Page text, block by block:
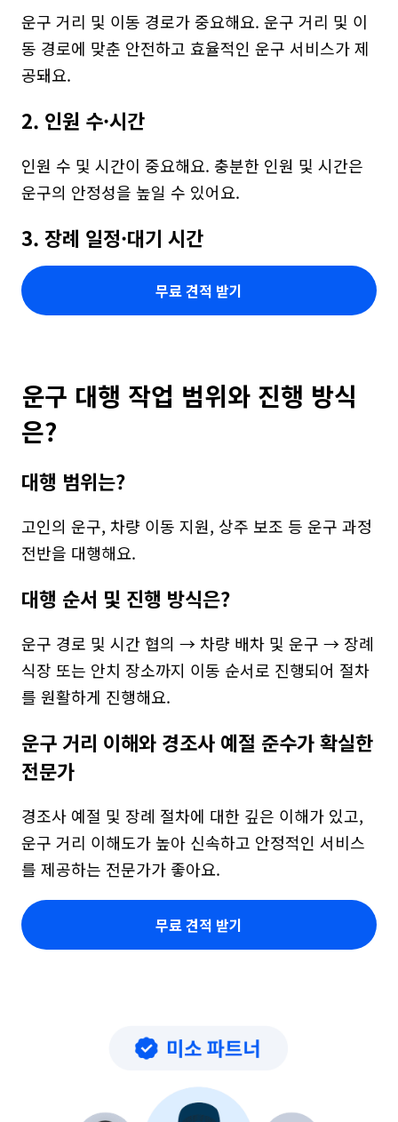
운구 거리 및 이동 경로가 중요해요. 운구 거리 및 이
동 경로에 맞춘 안전하고 효율적인 운구 서비스가 제
공돼요.
2. 인원 수·시간
인원 수 및 시간이 중요해요. 충분한 인원 및 시간은
운구의 안정성을 높일 수 있어요.
3. 장례 일정·대기 시간
무료 견적 받기
운구 대행 작업 범위와 진행 방식
은?
대행 범위는?
고인의 운구, 차량 이동 지원, 상주 보조 등 운구 과정
전반을 대행해요.
대행 순서 및 진행 방식은?
운구 경로 및 시간 협의 → 차량 배차 및 운구 → 장례
식장 또는 안치 장소까지 이동 순서로 진행되어 절차
를 원활하게 진행해요.
운구 거리 이해와 경조사 예절 준수가 확실한
전문가
경조사 예절 및 장례 절차에 대한 깊은 이해가 있고,
운구 거리 이해도가 높아 신속하고 안정적인 서비스
를 제공하는 전문가가 좋아요.
무료 견적 받기